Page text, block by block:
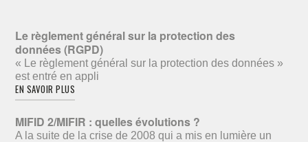
Le règlement général sur la protection des
données (RGPD)
« Le règlement général sur la protection des données »
est entré en appli
EN SAVOIR PLUS
MIFID 2/MIFIR : quelles évolutions ?
A la suite de la crise de 2008 qui a mis en lumière un